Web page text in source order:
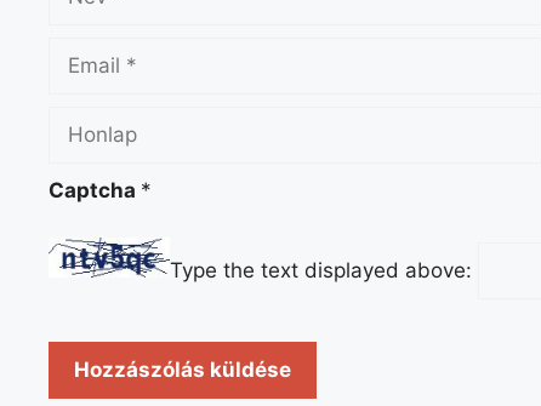
Email
Honlap
Captcha *
Type the text displayed above: